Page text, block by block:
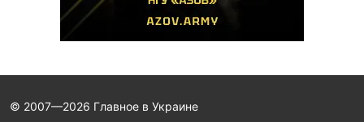
© 2007—2026 Главное в Украине